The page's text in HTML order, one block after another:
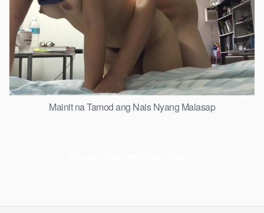
Mainit na Tamod ang Nais Nyang Malasap